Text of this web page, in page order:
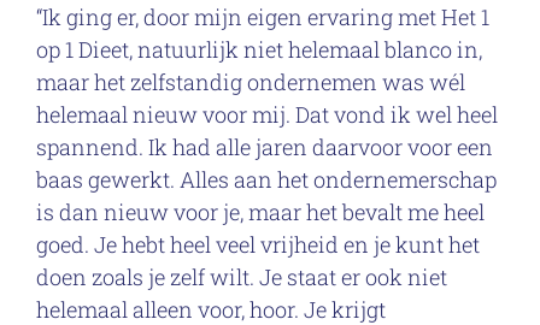
“Ik ging er, door mijn eigen ervaring met Het 1
op 1 Dieet, natuurlijk niet helemaal blanco in,
maar het zelfstandig ondernemen was wél
helemaal nieuw voor mij. Dat vond ik wel heel
spannend. Ik had alle jaren daarvoor voor een
baas gewerkt. Alles aan het ondernemerschap
is dan nieuw voor je, maar het bevalt me heel
goed. Je hebt heel veel vrijheid en je kunt het
doen zoals je zelf wilt. Je staat er ook niet
helemaal alleen voor, hoor. Je krijgt